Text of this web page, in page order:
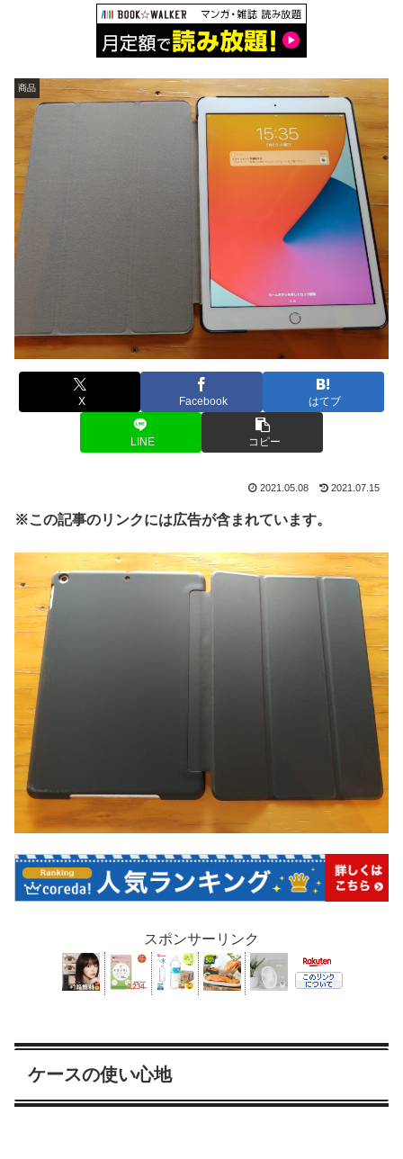
商品
X Facebook はてブ
LINE コピー
2021.05.08 2021.07.15
※この記事のリンクには広告が含まれています。
スポンサーリンク
ケースの使い心地